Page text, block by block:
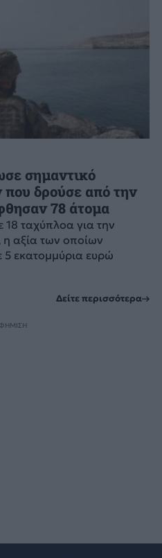
σημαντικό
που δρούσε από την
78 άτομα
ταχύπλοα για την
αξία των οποίων
5 εκατομμύρια ευρώ
Δείτε περισσότερα